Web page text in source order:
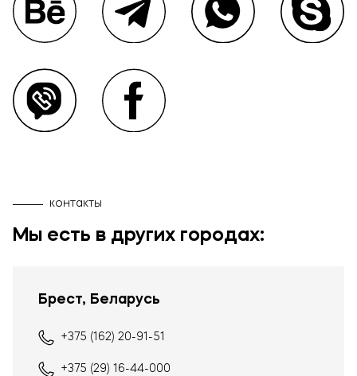
контакты
Мы есть в других городах:
Брест, Беларусь
+375 (162) 20-91-51
+375 (29) 16-44-000